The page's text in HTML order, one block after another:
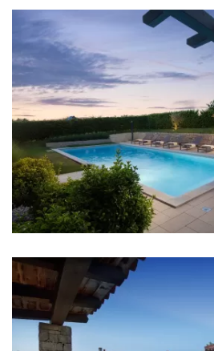
Klimaanlage in jedem
TV in jedem Zimmer
Kinderbett
Badezimmer
Badezimmer 1: En suite,
Dusche, Bidet
Badezimmer 2: En suite,
Dusche, Badewanne, Bidet
Badezimmer 3: En suite,